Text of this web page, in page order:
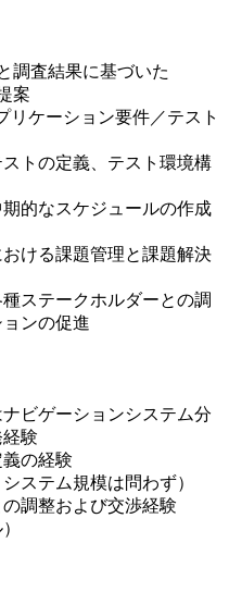
調査結果に基づいた
案
リケーション要件／テスト
トの定義、テスト環境構
的なスケジュールの作成
ける課題管理と課題解決
ステークホルダーとの調
ンの促進
ビゲーションシステム分
験
の経験
ステム規模は問わず）
調整および交渉経験